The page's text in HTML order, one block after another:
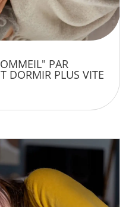
PAR
DORMIR PLUS VITE